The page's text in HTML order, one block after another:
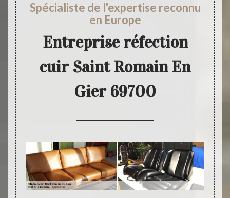
Spécialiste de l'expertise reconnu
en Europe
Entreprise réfection
cuir Saint Romain En
Gier 69700